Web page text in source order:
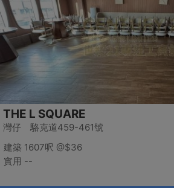
THE L SQUARE
灣仔 駱克道459-461號
建築 1607呎 @$36
實用 --